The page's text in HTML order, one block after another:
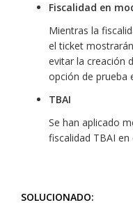
Fiscalidad en
Mientras la
el ticket
evitar la creación
opción de prueba
TBAI
Se han aplicado
fiscalidad TBAI en
SOLUCIONADO: